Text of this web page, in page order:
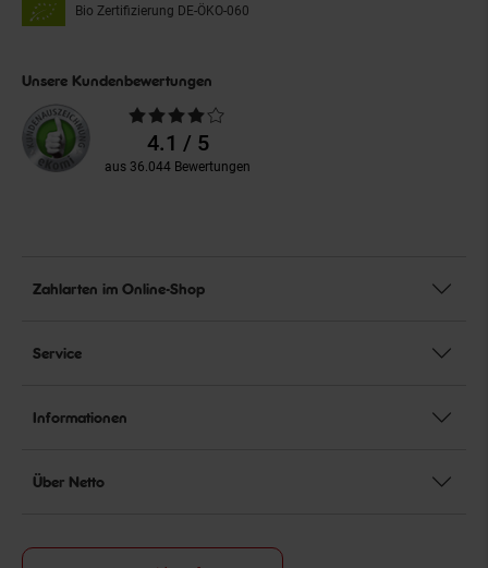
Bio Zertifizierung DE-ÖKO-060
Unsere Kundenbewertungen
Durchschnittliche
Bewertungen4.1 / 5
aus 36.044 Bewertungen
Zahlarten im Online-Shop
Service
Informationen
Über Netto